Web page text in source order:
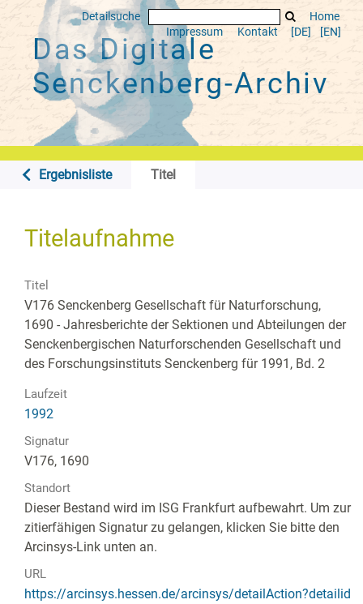
Detailsuche
Home
Impressum
Kontakt [DE] [EN]
Das Digitale
Senckenberg-Archiv
Ergebnisliste Titel
Titelaufnahme
Titel
V176 Senckenberg Gesellschaft für Naturforschung,
1690 - Jahresberichte der Sektionen und Abteilungen der
Senckenbergischen Naturforschenden Gesellschaft und
des Forschungsinstituts Senckenberg für 1991, Bd. 2
Laufzeit
1992
Signatur
V176, 1690
Standort
Dieser Bestand wird im ISG Frankfurt aufbewahrt. Um zur
zitierfähigen Signatur zu gelangen, klicken Sie bitte den
Arcinsys-Link unten an.
URL
https://arcinsys.hessen.de/arcinsys/detailAction?detailid